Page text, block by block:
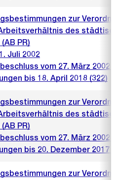
zur
des
PR)
Juli 2002
vom 27. März 2002
bis 18. April 2018 (322)
zur
des
PR)
vom 27. März 2002
bis 20. Dezember 2017
zur